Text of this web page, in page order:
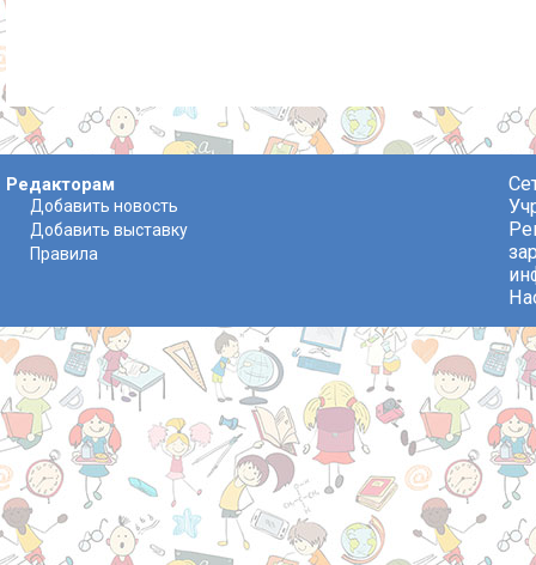
Редакторам
Добавить новость
Добавить выставку
Правила